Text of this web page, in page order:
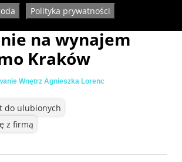
na wynajem
Kraków
Wnętrz Agnieszka Lorenc
do ulubionych
z firmą
Polityka prywatności